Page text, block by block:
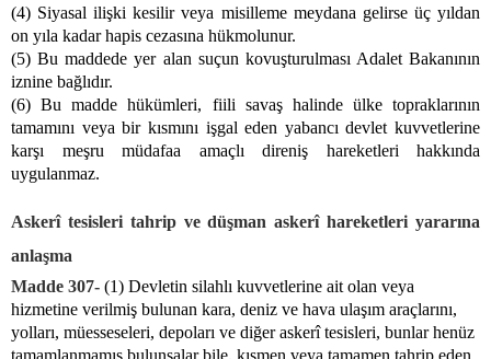
(4) Siyasal ilişki kesilir veya misilleme meydana gelirse üç yıldan
on yıla kadar hapis cezasına hükmolunur.
(5) Bu maddede yer alan suçun kovuşturulması Adalet Bakanının
iznine bağlıdır.
(6) Bu madde hükümleri, fiili savaş halinde ülke topraklarının
tamamını veya bir kısmını işgal eden yabancı devlet kuvvetlerine
karşı meşru müdafaa amaçlı direniş hareketleri hakkında
uygulanmaz.
Askerî tesisleri tahrip ve düşman askerî hareketleri yararına
anlaşma
Madde 307- (1) Devletin silahlı kuvvetlerine ait olan veya
hizmetine verilmiş bulunan kara, deniz ve hava ulaşım araçlarını,
yolları, müesseseleri, depoları ve diğer askerî tesisleri, bunlar henüz
tamamlanmamış bulunsalar bile, kısmen veya tamamen tahrip eden